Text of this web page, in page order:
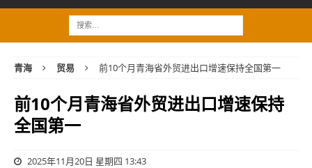
青海 贸易 前10个月青海省外贸进出口增速保持全国第一
前10个月青海省外贸进出口增速保持
全国第一
2025年11月20日 星期四 13:43